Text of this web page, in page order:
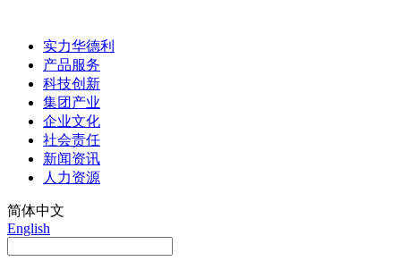
实力华德利
产品服务
科技创新
集团产业
企业文化
社会责任
新闻资讯
人力资源
简体中文
English